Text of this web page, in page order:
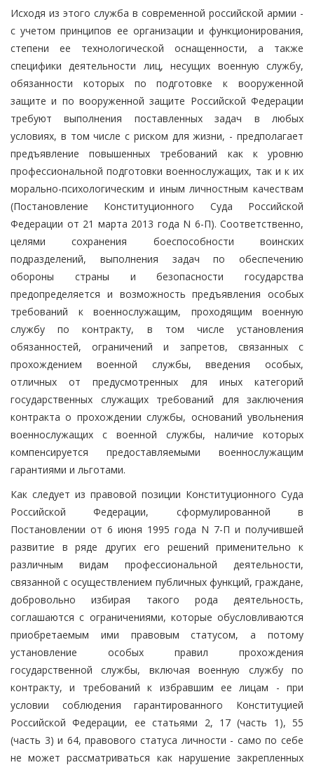
Исходя из этого служба в современной российской армии -
с учетом принципов ее организации и функционирования,
степени ее технологической оснащенности, а также
специфики деятельности лиц, несущих военную службу,
обязанности которых по подготовке к вооруженной
защите и по вооруженной защите Российской Федерации
требуют выполнения поставленных задач в любых
условиях, в том числе с риском для жизни, - предполагает
предъявление повышенных требований как к уровню
профессиональной подготовки военнослужащих, так и к их
морально-психологическим и иным личностным качествам
(Постановление Конституционного Суда Российской
Федерации от 21 марта 2013 года N 6-П). Соответственно,
целями сохранения боеспособности воинских
подразделений, выполнения задач по обеспечению
обороны страны и безопасности государства
предопределяется и возможность предъявления особых
требований к военнослужащим, проходящим военную
службу по контракту, в том числе установления
обязанностей, ограничений и запретов, связанных с
прохождением военной службы, введения особых,
отличных от предусмотренных для иных категорий
государственных служащих требований для заключения
контракта о прохождении службы, оснований увольнения
военнослужащих с военной службы, наличие которых
компенсируется предоставляемыми военнослужащим
гарантиями и льготами.
Как следует из правовой позиции Конституционного Суда
Российской Федерации, сформулированной в
Постановлении от 6 июня 1995 года N 7-П и получившей
развитие в ряде других его решений применительно к
различным видам профессиональной деятельности,
связанной с осуществлением публичных функций, граждане,
добровольно избирая такого рода деятельность,
соглашаются с ограничениями, которые обусловливаются
приобретаемым ими правовым статусом, а потому
установление особых правил прохождения
государственной службы, включая военную службу по
контракту, и требований к избравшим ее лицам - при
условии соблюдения гарантированного Конституцией
Российской Федерации, ее статьями 2, 17 (часть 1), 55
(часть 3) и 64, правового статуса личности - само по себе
не может рассматриваться как нарушение закрепленных